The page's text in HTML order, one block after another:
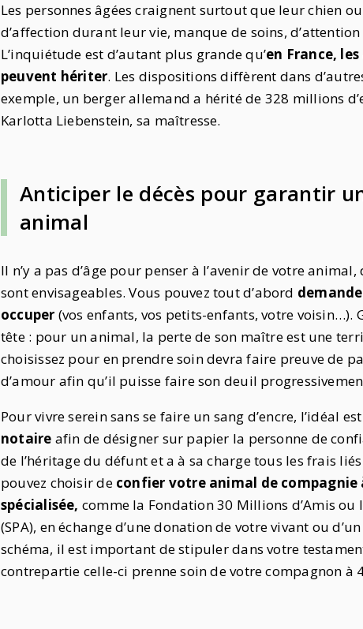
Les personnes âgées craignent surtout que leur chien
d’affection durant leur vie, manque de soins,
L’inquiétude est d’autant plus grande qu’en France,
peuvent hériter. Les dispositions diffèrent dans
exemple, un berger allemand a hérité de 328 millions
Karlotta Liebenstein, sa maîtresse.
Anticiper le décès pour garantir
animal
Il n’y a pas d’âge pour penser à l’avenir de votre
sont envisageables. Vous pouvez tout d’abord
occuper (vos enfants, vos petits-enfants, votre voisin…).
tête : pour un animal, la perte de son maître est une
choisissez pour en prendre soin devra faire preuve de
d’amour afin qu’il puisse faire son deuil
Pour vivre serein sans se faire un sang d’encre, l’idéal
notaire afin de désigner sur papier la personne de
de l’héritage du défunt et a à sa charge tous les frais
pouvez choisir de confier votre animal de
spécialisée, comme la Fondation 30 Millions d’Amis ou
(SPA), en échange d’une donation de votre vivant ou
schéma, il est important de stipuler dans votre
contrepartie celle-ci prenne soin de votre compagnon à